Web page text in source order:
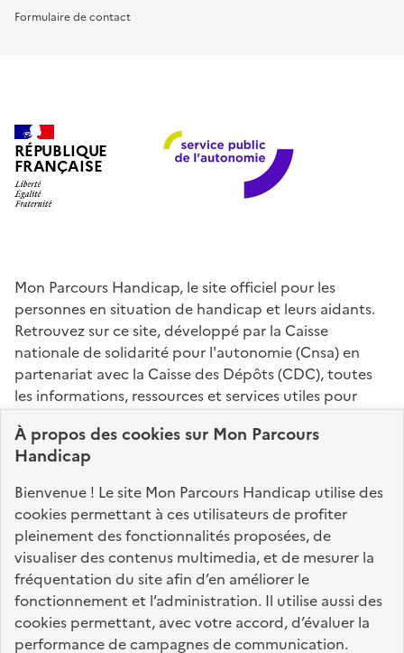
À propos descookiessur Mon Parcours
Handicap
Bienvenue ! Le site Mon Parcours Handicap utilise des
cookies permettant à ces utilisateurs de profiter
pleinement des fonctionnalités proposées, de
visualiser des contenus multimedia, et de mesurer la
fréquentation du site afin d’en améliorer le
fonctionnement et l’administration. Il utilise aussi des
cookies permettant, avec votre accord, d’évaluer la
performance de campagnes de communication.
Formulaire de contact
RÉPUBLIQUE
FRANÇAISE
Mon Parcours Handicap, le site officiel pour les
personnes en situation de handicap et leurs aidants.
Retrouvez sur ce site, développé par la Caisse
nationale de solidarité pour l'autonomie (Cnsa) en
partenariat avec la Caisse des Dépôts (CDC), toutes
les informations, ressources et services utiles pour
connaître vos droits, effectuer vos démarches,
identifier vos interlocuteurs.
Nos sites partenaires
info.gouv.fr service-public.fr legifrance.gouv.fr
data.gouv.fr
Nos partenaires